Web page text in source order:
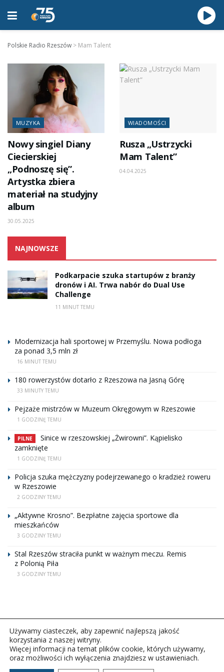
Polskie Radio Rzeszów > Mam Talent
MUZYKA
Nowy singiel Diany
Ciecierskiej
„Podnoszę się”.
Artystka zbiera
materiał na studyjny
album
30.05.2025
WIADOMOŚCI
Rusza „Ustrzycki
Mam Talent”
04.04.2025
NAJNOWSZE
Podkarpacie szuka startupów z branży
dronów i AI. Trwa nabór do Dual Use
Challenge
11 MINUT TEMU
Modernizacja hali sportowej w Przemyślu. Nowa podłoga
za ponad 3,5 mln zł
16 MINUT TEMU
180 rowerzystów dotarło z Rzeszowa na Jasną Górę
33 MINUTY TEMU
Pejzaże mistrzów w Muzeum Okręgowym w Rzeszowie
1 GODZINĘ TEMU
PILNE
Sinice w rzeszowskiej „Żwirowni”. Kąpielisko
zamknięte
1 GODZINĘ TEMU
Policja szuka mężczyzny podejrzewanego o kradzież roweru
w Rzeszowie
2 GODZINY TEMU
„Aktywne Krosno”. Bezpłatne zajęcia sportowe dla
mieszkańców
3 GODZINY TEMU
Stal Rzeszów straciła punkt w ważnym meczu. Remis
z Polonią Piła
3 GODZINY TEMU
Copyright © 2026Polskie Radio Rzeszów S.A. w likwidacj.
Używamy ciasteczek, aby zapewnić najlepszą jakość
korzystania z naszej witryny.
Więcej informacji na temat plików cookie, których używamy,
oraz możliwości ich wyłączenia znajdziesz w ustawieniach.